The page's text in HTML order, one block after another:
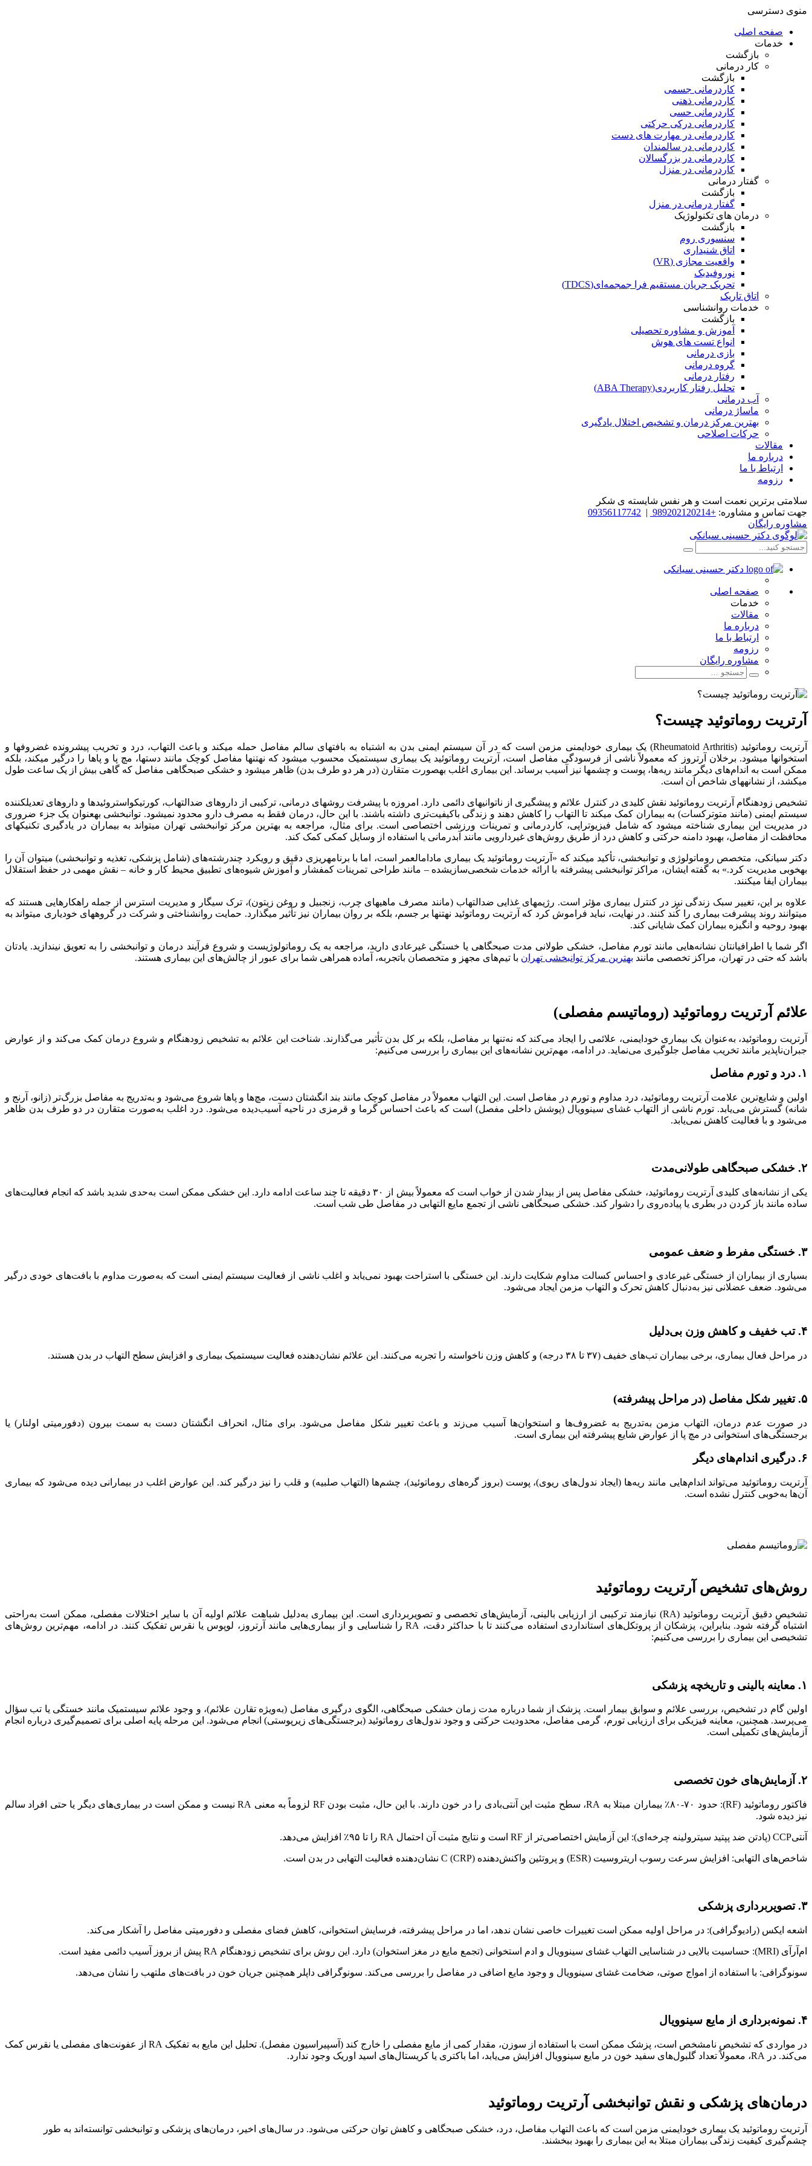
منوی دسترسی
صفحه اصلی
خدمات
بازگشت
کار درمانی
بازگشت
کاردرمانی جسمی
کاردرمانی ذهنی
کاردرمانی حسی
کاردرمانی درکی حرکتی
کاردرمانی در مهارت های دست
کاردرمانی در سالمندان
کاردرمانی در بزرگسالان
کاردرمانی در منزل
گفتار درمانی
بازگشت
گفتار درمانی در منزل
درمان های تکنولوژیک
بازگشت
سنسوری روم
اتاق شنیداری
واقعیت مجازی (VR)
نوروفیدبک
تحریک جریان مستقیم فرا جمجمه‌ای(TDCS)
اتاق تاریک
خدمات روانشناسی
بازگشت
آموزش و مشاوره تحصیلی
انواع تست های هوش
بازی درمانی
گروه درمانی
رفتار درمانی
تحلیل رفتار کاربردی(ABA Therapy)
آب درمانی
ماساژ درمانی
بهترین مرکز درمان و تشخیص اختلال یادگیری
حرکات اصلاحی
مقالات
درباره ما
ارتباط با ما
رزومه
سلامتی برترین نعمت است و هر نفس شایسته­ ی شکر
جهت تماس و مشاوره: +989202120214
|
09356117742
مشاوره رایگان
صفحه اصلی
خدمات
مقالات
درباره ما
ارتباط با ما
رزومه
مشاوره رایگان
آرتریت روماتوئید چیست؟
آرتریت روماتوئید (Rheumatoid Arthritis) یک بیماری خودایمنی مزمن است که در آن سیستم ایمنی بدن به اشتباه به بافتهای سالم مفاصل حمله میکند و باعث التهاب، درد و تخریب پیشرونده غضروفها و
استخوانها میشود. برخلان آرتروز که معمولاً ناشی از فرسودگی مفاصل است، آرتریت روماتوئید یک بیماری سیستمیک محسوب میشود که نهتنها مفاصل کوچک مانند دستها، مچ پا و پاها را درگیر میکند، بلکه
ممکن است به اندام‌های دیگر مانند ریه‌ها، پوست و چشمها نیز آسیب برساند. این بیماری اغلب بهصورت متقارن (در هر دو طرف بدن) ظاهر میشود و خشکی صبحگاهی مفاصل که گاهی بیش از یک ساعت طول
میکشد، از نشانههای شاخص آن است.
تشخیص زودهنگام آرتریت روماتوئید نقش کلیدی در کنترل علائم و پیشگیری از ناتوانیهای دائمی دارد. امروزه با پیشرفت روشهای درمانی، ترکیبی از داروهای ضدالتهاب، کورتیکواستروئیدها و داروهای تعدیلکننده
سیستم ایمنی (مانند متوترکسات) به بیماران کمک میکند تا التهاب را کاهش دهند و زندگی باکیفیت‌تری داشته باشند. با این حال، درمان فقط به مصرف دارو محدود نمیشود. توانبخشی بهعنوان یک جزء ضروری
در مدیریت این بیماری شناخته میشود که شامل فیزیوتراپی، کاردرمانی و تمرینات ورزشی اختصاصی است. برای مثال، مراجعه به بهترین مرکز توانبخشی تهران میتواند به بیماران در یادگیری تکنیکهای
محافظت از مفاصل، بهبود دامنه حرکتی و کاهش درد از طریق روش‌های غیردارویی مانند آبدرمانی یا استفاده از وسایل کمکی کمک کند.
دکتر سیانکی، متخصص روماتولوژی و توانبخشی، تأکید میکند که «آرتریت روماتوئید یک بیماری مادامالعمر است، اما با برنامهریزی دقیق و رویکرد چندرشته‌های (شامل پزشکی، تغذیه و توانبخشی) میتوان آن را
بهخوبی مدیریت کرد.» به گفته ایشان، مراکز توانبخشی پیشرفته با ارائه خدمات شخصی‌سازیشده – مانند طراحی تمرینات کمفشار و آموزش شیوه‌های تطبیق محیط کار و خانه – نقش مهمی در حفظ استقلال
بیماران ایفا میکنند.
علاوه بر این، تغییر سبک زندگی نیز در کنترل بیماری مؤثر است. رژیمهای غذایی ضدالتهاب (مانند مصرف ماهیهای چرب، زنجبیل و روغن زیتون)، ترک سیگار و مدیریت استرس از جمله راهکارهایی هستند که
میتوانند روند پیشرفت بیماری را کُند کنند. در نهایت، نباید فراموش کرد که آرتریت روماتوئید نهتنها بر جسم، بلکه بر روان بیماران نیز تأثیر میگذارد. حمایت روانشناختی و شرکت در گروههای خودیاری میتواند به
بهبود روحیه و انگیزه بیماران کمک شایانی کند.
اگر شما یا اطرافیانتان نشانه‌هایی مانند تورم مفاصل، خشکی طولانی مدت صبحگاهی یا خستگی غیرعادی دارید، مراجعه به یک روماتولوژیست و شروع فرآیند درمان و توانبخشی را به تعویق نیندازید. یادتان
باشد که حتی در تهران، مراکز تخصصی مانند بهترین مرکز توانبخشی تهران با تیم‌های مجهز و متخصصان باتجربه، آماده همراهی شما برای عبور از چالش‌های این بیماری هستند.
علائم آرتریت روماتوئید (روماتیسم مفصلی)
آرتریت روماتوئید، به‌عنوان یک بیماری خودایمنی، علائمی را ایجاد می‌کند که نه‌تنها بر مفاصل، بلکه بر کل بدن تأثیر می‌گذارند. شناخت این علائم به تشخیص زودهنگام و شروع درمان کمک می‌کند و از عوارض
جبران‌ناپذیر مانند تخریب مفاصل جلوگیری می‌نماید. در ادامه، مهم‌ترین نشانه‌های این بیماری را بررسی می‌کنیم:
۱. درد و تورم مفاصل
اولین و شایع‌ترین علامت آرتریت روماتوئید، درد مداوم و تورم در مفاصل است. این التهاب معمولاً در مفاصل کوچک مانند بند انگشتان دست، مچ‌ها و پاها شروع می‌شود و به‌تدریج به مفاصل بزرگ‌تر (زانو، آرنج و
شانه) گسترش می‌یابد. تورم ناشی از التهاب غشای سینوویال (پوشش داخلی مفصل) است که باعث احساس گرما و قرمزی در ناحیه آسیب‌دیده می‌شود. درد اغلب به‌صورت متقارن در دو طرف بدن ظاهر
می‌شود و با فعالیت کاهش نمی‌یابد.
۲. خشکی صبحگاهی طولانی‌مدت
یکی از نشانه‌های کلیدی آرتریت روماتوئید، خشکی مفاصل پس از بیدار شدن از خواب است که معمولاً بیش از ۳۰ دقیقه تا چند ساعت ادامه دارد. این خشکی ممکن است به‌حدی شدید باشد که انجام فعالیت‌های
ساده مانند باز کردن در بطری یا پیاده‌روی را دشوار کند. خشکی صبحگاهی ناشی از تجمع مایع التهابی در مفاصل طی شب است.
۳. خستگی مفرط و ضعف عمومی
بسیاری از بیماران از خستگی غیرعادی و احساس کسالت مداوم شکایت دارند. این خستگی با استراحت بهبود نمی‌یابد و اغلب ناشی از فعالیت سیستم ایمنی است که به‌صورت مداوم با بافت‌های خودی درگیر
می‌شود. ضعف عضلانی نیز به‌دنبال کاهش تحرک و التهاب مزمن ایجاد می‌شود.
۴. تب خفیف و کاهش وزن بی‌دلیل
در مراحل فعال بیماری، برخی بیماران تب‌های خفیف (۳۷ تا ۳۸ درجه) و کاهش وزن ناخواسته را تجربه می‌کنند. این علائم نشان‌دهنده فعالیت سیستمیک بیماری و افزایش سطح التهاب در بدن هستند.
۵. تغییر شکل مفاصل (در مراحل پیشرفته)
در صورت عدم درمان، التهاب مزمن به‌تدریج به غضروف‌ها و استخوان‌ها آسیب می‌زند و باعث تغییر شکل مفاصل می‌شود. برای مثال، انحراف انگشتان دست به سمت بیرون (دفورمیتی اولنار) یا
برجستگی‌های استخوانی در مچ پا از عوارض شایع پیشرفته این بیماری است.
۶. درگیری اندام‌های دیگر
آرتریت روماتوئید می‌تواند اندام‌هایی مانند ریه‌ها (ایجاد ندول‌های ریوی)، پوست (بروز گره‌های روماتوئید)، چشم‌ها (التهاب صلبیه) و قلب را نیز درگیر کند. این عوارض اغلب در بیمارانی دیده می‌شود که بیماری
آن‌ها به‌خوبی کنترل نشده است.
روش‌های تشخیص آرتریت روماتوئید
تشخیص دقیق آرتریت روماتوئید (RA) نیازمند ترکیبی از ارزیابی بالینی، آزمایش‌های تخصصی و تصویربرداری است. این بیماری به‌دلیل شباهت علائم اولیه آن با سایر اختلالات مفصلی، ممکن است به‌راحتی
اشتباه گرفته شود. بنابراین، پزشکان از پروتکل‌های استانداردی استفاده می‌کنند تا با حداکثر دقت، RA را شناسایی و از بیماری‌هایی مانند آرتروز، لوپوس یا نقرس تفکیک کنند. در ادامه، مهم‌ترین روش‌های
تشخیصی این بیماری را بررسی می‌کنیم:
۱. معاینه بالینی و تاریخچه پزشکی
اولین گام در تشخیص، بررسی علائم و سوابق بیمار است. پزشک از شما درباره مدت زمان خشکی صبحگاهی، الگوی درگیری مفاصل (به‌ویژه تقارن علائم)، و وجود علائم سیستمیک مانند خستگی یا تب سؤال
می‌پرسد. همچنین، معاینه فیزیکی برای ارزیابی تورم، گرمی مفاصل، محدودیت حرکتی و وجود ندول‌های روماتوئید (برجستگی‌های زیرپوستی) انجام می‌شود. این مرحله پایه اصلی برای تصمیم‌گیری درباره انجام
آزمایش‌های تکمیلی است.
۲. آزمایش‌های خون تخصصی
فاکتور روماتوئید (RF): حدود ۷۰-۸۰٪ بیماران مبتلا به RA، سطح مثبت این آنتی‌بادی را در خون دارند. با این حال، مثبت بودن RF لزوماً به معنی RA نیست و ممکن است در بیماری‌های دیگر یا حتی افراد سالم
نیز دیده شود.
آنتی‌CCP (پادتن ضد پپتید سیترولینه چرخه‌ای): این آزمایش اختصاصی‌تر از RF است و نتایج مثبت آن احتمال RA را تا ۹۵٪ افزایش می‌دهد.
شاخص‌های التهابی: افزایش سرعت رسوب اریتروسیت (ESR) و پروتئین واکنش‌دهنده C (CRP) نشان‌دهنده فعالیت التهابی در بدن است.
۳. تصویربرداری پزشکی
اشعه ایکس (رادیوگرافی): در مراحل اولیه ممکن است تغییرات خاصی نشان ندهد، اما در مراحل پیشرفته، فرسایش استخوانی، کاهش فضای مفصلی و دفورمیتی مفاصل را آشکار می‌کند.
ام‌آرآی (MRI): حساسیت بالایی در شناسایی التهاب غشای سینوویال و ادم استخوانی (تجمع مایع در مغز استخوان) دارد. این روش برای تشخیص زودهنگام RA پیش از بروز آسیب دائمی مفید است.
سونوگرافی: با استفاده از امواج صوتی، ضخامت غشای سینوویال و وجود مایع اضافی در مفاصل را بررسی می‌کند. سونوگرافی داپلر همچنین جریان خون در بافت‌های ملتهب را نشان می‌دهد.
۴. نمونه‌برداری از مایع سینوویال
در مواردی که تشخیص نامشخص است، پزشک ممکن است با استفاده از سوزن، مقدار کمی از مایع مفصلی را خارج کند (آسپیراسیون مفصل). تحلیل این مایع به تفکیک RA از عفونت‌های مفصلی یا نقرس کمک
می‌کند. در RA، معمولاً تعداد گلبول‌های سفید خون در مایع سینوویال افزایش می‌یابد، اما باکتری یا کریستال‌های اسید اوریک وجود ندارد.
درمان‌های پزشکی و نقش توانبخشی آرتریت روماتوئید
آرتریت روماتوئید یک بیماری خودایمنی مزمن است که باعث التهاب مفاصل، درد، خشکی صبحگاهی و کاهش توان حرکتی می‌شود. در سال‌های اخیر، درمان‌های پزشکی و توانبخشی توانسته‌اند به طور
چشم‌گیری کیفیت زندگی بیماران مبتلا به این بیماری را بهبود ببخشند.